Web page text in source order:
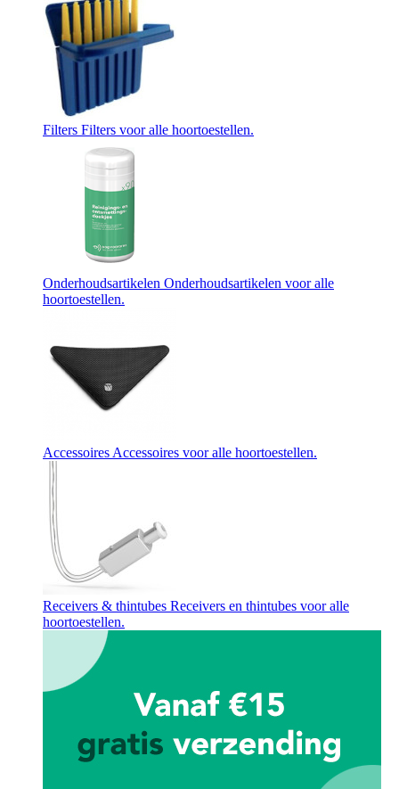
Filters Filters voor alle hoortoestellen.
Onderhoudsartikelen Onderhoudsartikelen voor alle
hoortoestellen.
Accessoires Accessoires voor alle hoortoestellen.
Receivers & thintubes Receivers en thintubes voor alle
hoortoestellen.